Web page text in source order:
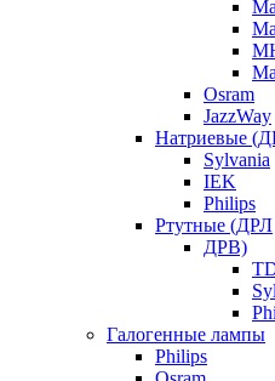
Osram
JazzWay
Натриевые
Sylvania
IEK
Philips
Ртутные (ДРЛ
ДРВ)
Галогенные лампы
Philips